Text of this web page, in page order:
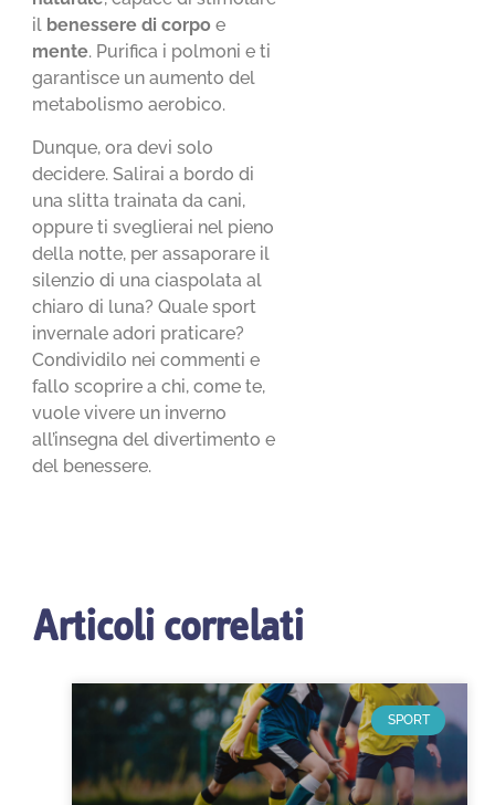
il benessere di corpoe
mente. Purifica i polmoni e ti
garantisce un aumento del
metabolismo aerobico.
Dunque, ora devi solo
decidere. Salirai a bordo di
una slitta trainata da cani,
oppure ti sveglierai nel pieno
della notte, per assaporare il
silenzio di una ciaspolata al
chiaro di luna? Quale sport
invernale adori praticare?
Condividilo nei commenti e
fallo scoprire a chi, come te,
vuole vivere un inverno
all’insegna del divertimento e
del benessere.
Articoli correlati
SPORT